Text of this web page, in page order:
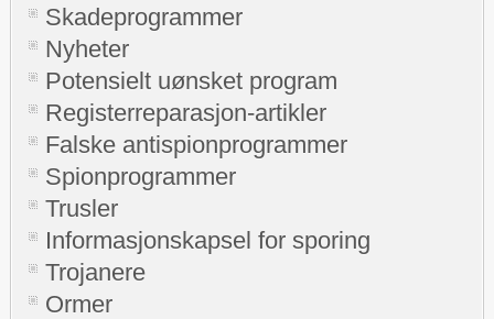
Skadeprogrammer
Nyheter
Potensielt uønsket program
Registerreparasjon-artikler
Falske antispionprogrammer
Spionprogrammer
Trusler
Informasjonskapsel for sporing
Trojanere
Ormer